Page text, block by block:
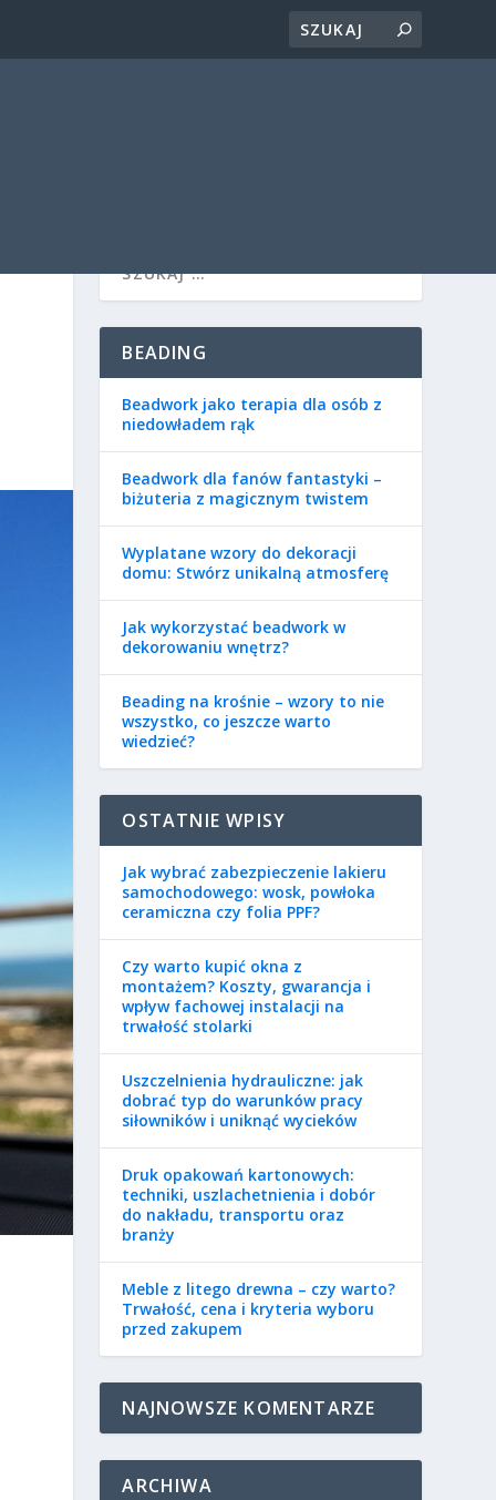
BEADING
Beadwork jako terapia dla osób z
niedowładem rąk
Beadwork dla fanów fantastyki –
biżuteria z magicznym twistem
Wyplatane wzory do dekoracji
domu: Stwórz unikalną atmosferę
Jak wykorzystać beadwork w
dekorowaniu wnętrz?
Beading na krośnie – wzory to nie
wszystko, co jeszcze warto
wiedzieć?
OSTATNIE WPISY
Jak wybrać zabezpieczenie lakieru
samochodowego: wosk, powłoka
ceramiczna czy folia PPF?
Czy warto kupić okna z
montażem? Koszty, gwarancja i
wpływ fachowej instalacji na
trwałość stolarki
Uszczelnienia hydrauliczne: jak
dobrać typ do warunków pracy
siłowników i uniknąć wycieków
Druk opakowań kartonowych:
techniki, uszlachetnienia i dobór
do nakładu, transportu oraz
branży
Meble z litego drewna – czy warto?
Trwałość, cena i kryteria wyboru
przed zakupem
NAJNOWSZE KOMENTARZE
ARCHIWA